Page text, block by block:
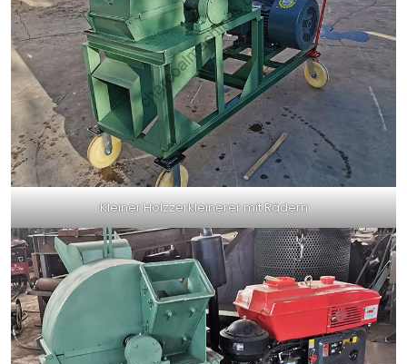
Kleiner Holzzerkleinerer mit Rädern